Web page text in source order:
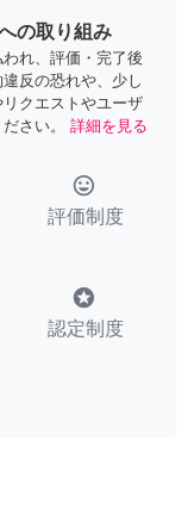
の取り組み
れ、評価・完了後
反の恐れや、少し
クエストやユーザ
さい。
詳細を見る
tag_faces
評価制度
stars
認定制度